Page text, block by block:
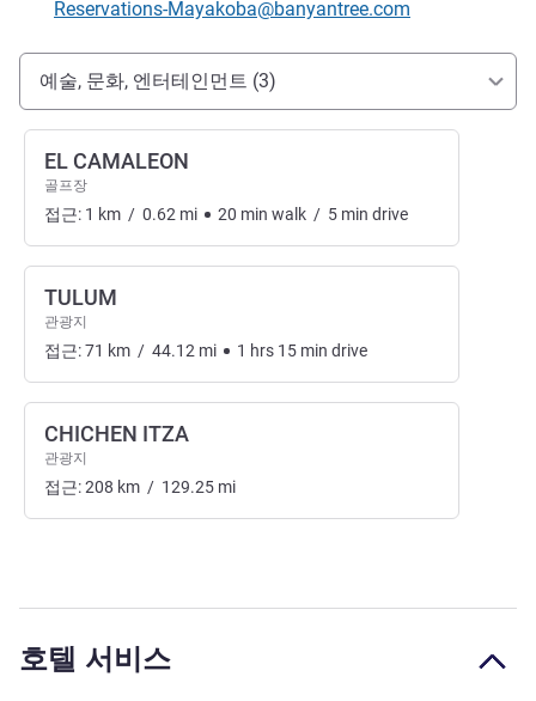
E-mail
Reservations-Mayakoba@banyantree.com
호텔 접근 및 교통
예술, 문화, 엔터테인먼트 (3)
EL CAMALEON
골프장
접근: 1 km / 0.62 mi 20 min walk / 5 min drive
TULUM
관광지
접근:71 km / 44.12 mi 1 hrs 15 min drive
CHICHEN ITZA
관광지
접근:208 km / 129.25 mi
호텔 서비스